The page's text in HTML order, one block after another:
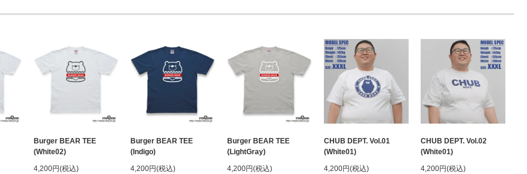
Burger BEAR TEE
(White02)
4,200円(税込)
Burger BEAR TEE
(Indigo)
4,200円(税込)
Burger BEAR TEE
(LightGray)
4,200円(税込)
CHUB DEPT. Vol.01
(White01)
4,200円(税込)
CHUB DEPT. Vol.02
(White01)
4,200円(税込)